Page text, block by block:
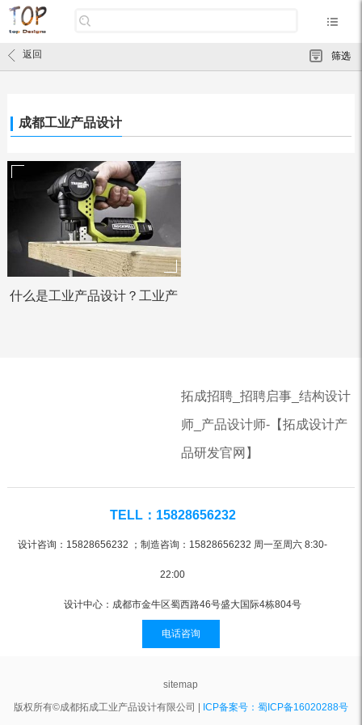
返回 筛选
成都工业产品设计
什么是工业产品设计？工业产
拓成招聘_招聘启事_结构设计
师_产品设计师-【拓成设计产
品研发官网】
TELL：15828656232
设计咨询：15828656232 ；制造咨询：15828656232 周一至周六 8:30-
22:00
设计中心：成都市金牛区蜀西路46号盛大国际4栋804号
电话咨询
sitemap
版权所有©成都拓成工业产品设计有限公司 |
ICP备案号：蜀ICP备16020288号